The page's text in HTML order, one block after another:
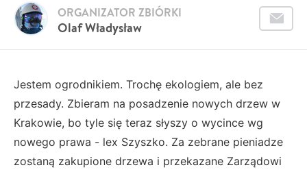
Olaf Władysław
ORGANIZATOR ZBIÓRKI
Jestem ogrodnikiem. Trochę ekologiem, ale bez
przesady. Zbieram na posadzenie nowych drzew w
Krakowie, bo tyle się teraz słyszy o wycince wg
nowego prawa - lex Szyszko. Za zebrane pieniadze
zostaną zakupione drzewa i przekazane Zarządowi